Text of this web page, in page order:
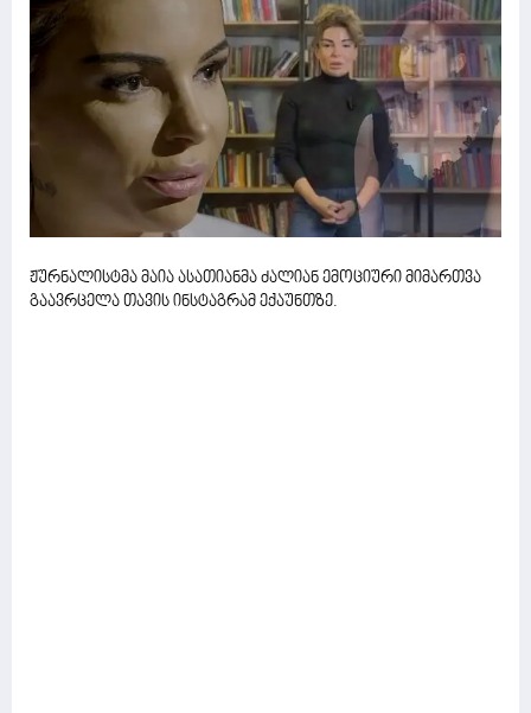
ჟურნალისტმა მაია ასათიანმა ძალიან ემოციური მიმართვა
გაავრცელა თავის ინსტაგრამ ექაუნთზე.